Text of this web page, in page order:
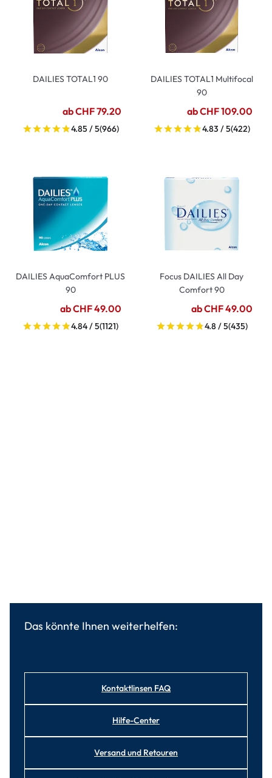
DAILIES TOTAL1 90
ab CHF 79.20
4.85 / 5(966)
DAILIES TOTAL1 Multifocal
90
ab CHF 109.00
4.83 / 5(422)
DAILIES AquaComfort PLUS
90
ab CHF 49.00
4.84 / 5(1121)
Focus DAILIES All Day
Comfort 90
ab CHF 49.00
4.8 / 5(435)
Das könnte Ihnen weiterhelfen:
Kontaktlinsen FAQ
Hilfe-Center
Versand und Retouren